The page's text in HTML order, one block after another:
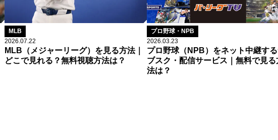
MLB
2026.07.22
MLB（メジャーリーグ）を見る方法｜
どこで見れる？無料視聴方法は？
プロ野球・NPB
2026.03.23
プロ野球（NPB）をネット中継す
ブスク・配信サービス｜無料で見る
法は？